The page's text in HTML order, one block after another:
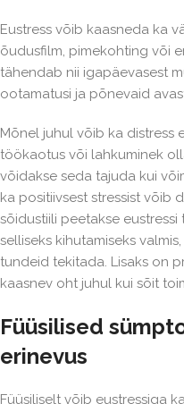
Eustress võib kaasneda ka
õudusfilm, pimekohting või
tähendab nii igapäevasest
ootamatusi ja põnevaid
Mõnel juhul võib ka distress
töökaotus või lahkuminek
võidakse seda tajuda kui
ka positiivsest stressist võib
sõidustiili peetakse
selliseks kihutamiseks
tundeid tekitada. Lisaks on
kaasnev oht juhul kui sõit
Füüsilised
erinevus
Füüsiliselt võib eustressiga